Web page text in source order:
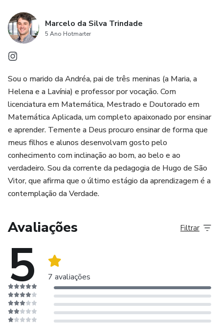
Marcelo da Silva Trindade
5 Ano Hotmarter
Sou o marido da Andréa, pai de três meninas (a Maria, a
Helena e a Lavínia) e professor por vocação. Com
licenciatura em Matemática, Mestrado e Doutorado em
Matemática Aplicada, um completo apaixonado por ensinar
e aprender. Temente a Deus procuro ensinar de forma que
meus filhos e alunos desenvolvam gosto pelo
conhecimento com inclinação ao bom, ao belo e ao
verdadeiro. Sou da corrente da pedagogia de Hugo de São
Vitor, que afirma que o último estágio da aprendizagem é a
contemplação da Verdade.
Avaliações
5 7 avaliações
Filtrar